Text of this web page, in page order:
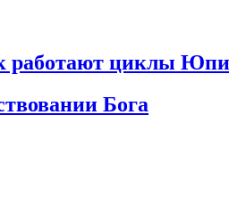
работают циклы
Бога